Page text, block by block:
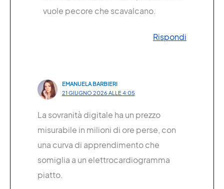
vuole pecore che scavalcano.
Rispondi
EMANUELA BARBIERI
21 GIUGNO 2026 ALLE 4:05
La sovranità digitale ha un prezzo
misurabile in milioni di ore perse, con
una curva di apprendimento che
somiglia a un elettrocardiogramma
piatto.